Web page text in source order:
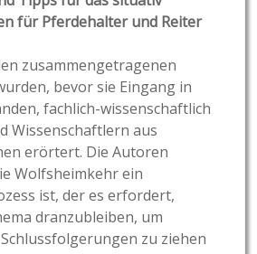
für Pferdehalter und Reiter
zusammengetragenen
bevor sie Eingang in
fachlich-wissenschaftlich
Wissenschaftlern aus
erörtert. Die Autoren
Wolfsheimkehr ein
ist, der es erfordert,
dranzubleiben, um
zu ziehen